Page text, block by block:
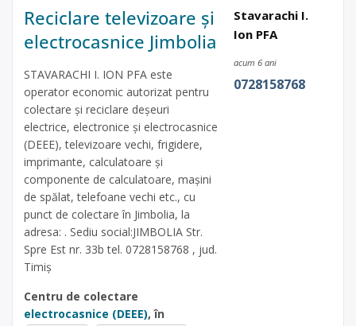
Reciclare televizoare și
electrocasnice Jimbolia
STAVARACHI I. ION PFA este
operator economic autorizat pentru
colectare și reciclare deșeuri
electrice, electronice și electrocasnice
(DEEE), televizoare vechi, frigidere,
imprimante, calculatoare și
componente de calculatoare, mașini
de spălat, telefoane vechi etc., cu
punct de colectare în Jimbolia, la
adresa: . Sediu social:JIMBOLIA Str.
Spre Est nr. 33b tel. 0728158768 , jud.
Timiș
Centru de colectare
electrocasnice (DEEE), în
Stavarachi I.
Ion PFA
acum 6 ani
0728158768